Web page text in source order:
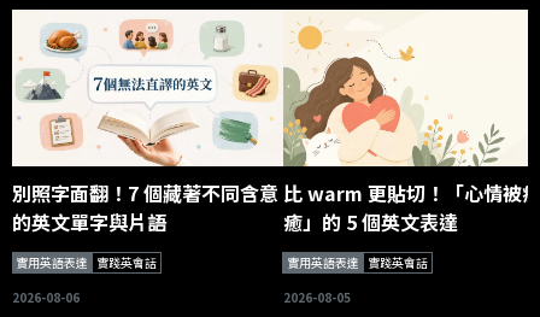
別照字面翻！7 個藏著不同含意
的英文單字與片語
實用英語表達 實踐英會話
2026-08-06
比 warm 更貼切！「心情被療
癒」的 5 個英文表達
實用英語表達 實踐英會話
2026-08-05